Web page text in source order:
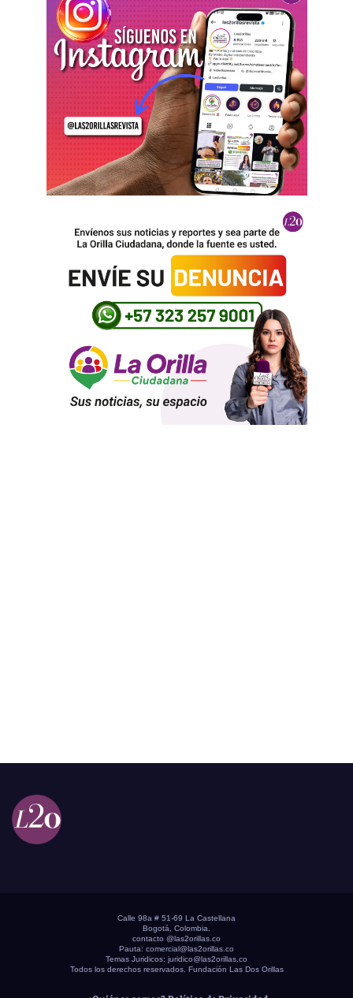
Calle 98a # 51-69 La Castellana
Bogotá, Colombia.
contacto @las2orillas.co
Pauta: comercial@las2orillas.co
Temas Juridicos: juridico@las2orillas.co
Todos los derechos reservados. Fundación Las Dos Orillas